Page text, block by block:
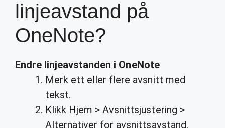
linjeavstand på
OneNote?
Endre linjeavstanden i OneNote
Merk ett eller flere avsnitt med
tekst.
Klikk Hjem > Avsnittsjustering >
Alternativer for avsnittsavstand.